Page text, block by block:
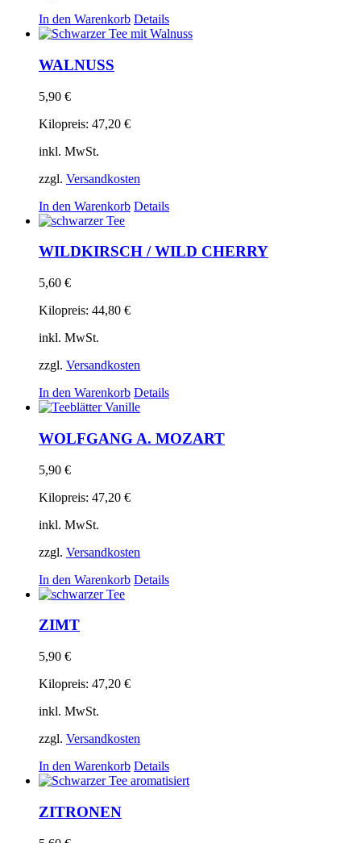
In den Warenkorb Details
WALNUSS
5,90 €
Kilopreis: 47,20 €
inkl. MwSt.
zzgl. Versandkosten
In den Warenkorb Details
WILDKIRSCH / WILD CHERRY
5,60 €
Kilopreis: 44,80 €
inkl. MwSt.
zzgl. Versandkosten
In den Warenkorb Details
WOLFGANG A. MOZART
5,90 €
Kilopreis: 47,20 €
inkl. MwSt.
zzgl. Versandkosten
In den Warenkorb Details
ZIMT
5,90 €
Kilopreis: 47,20 €
inkl. MwSt.
zzgl. Versandkosten
In den Warenkorb Details
ZITRONEN